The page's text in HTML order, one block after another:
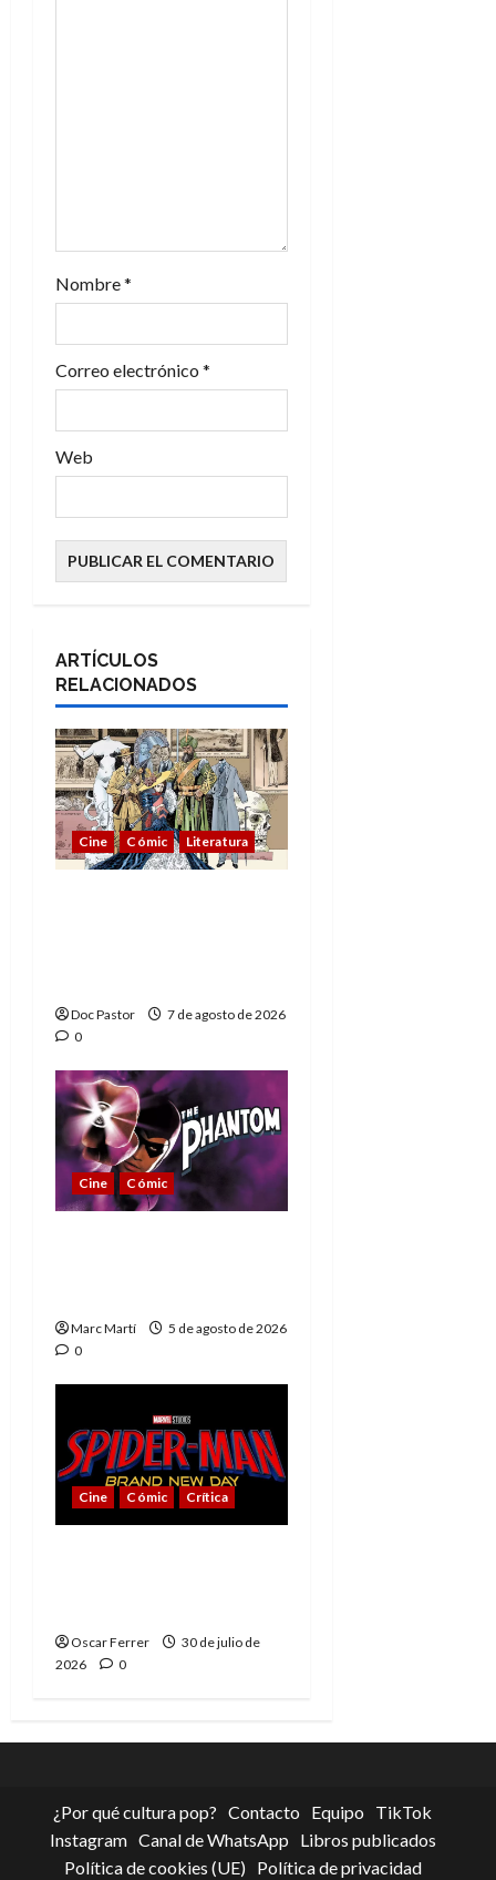
r
a
d
a
s
Nombre*
Correo electrónico *
Web
ARTÍCULOS
RELACIONADOS
Cine Cómic Literatura
Doc Pastor
7 de agosto de 2026
0
Cine Cómic
Marc Martí
5 de agosto de 2026
0
Cine Cómic Crítica
Oscar Ferrer
30 de julio de
2026
0
¿Por qué cultura pop? Contacto Equipo
TikTok
Instagram Canal de WhatsApp
Libros publicados
Política de cookies (UE)
Política de privacidad